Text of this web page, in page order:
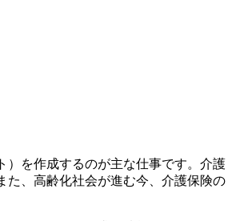
）を作成するのが主な仕事です。介護
た、高齢化社会が進む今、介護保険の